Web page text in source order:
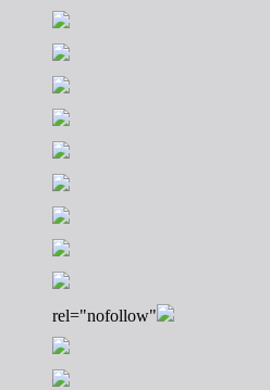
rel="nofollow"